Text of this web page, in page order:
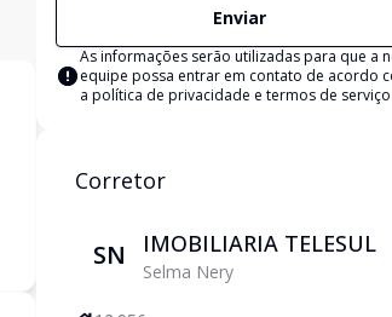
Enviar
As informações serão utilizadas para que a
equipe possa entrar em contato de acordo
a política de privacidade e termos de serviço
Corretor
SN IMOBILIARIA TELESUL
Selma Nery